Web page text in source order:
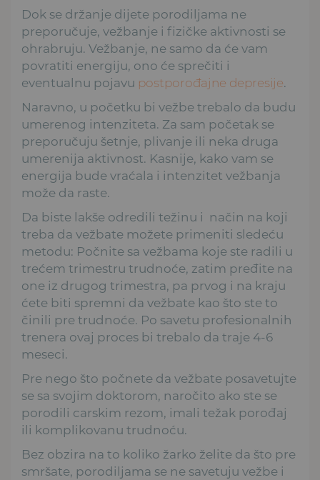
Dok se držanje dijete porodiljama ne
preporučuje, vežbanje i fizičke aktivnosti se
ohrabruju. Vežbanje, ne samo da će vam
povratiti energiju, ono će sprečiti i
eventualnu pojavu postporođajne depresije.
Naravno, u početku bi vežbe trebalo da budu
umerenog intenziteta. Za sam početak se
preporučuju šetnje, plivanje ili neka druga
umerenija aktivnost. Kasnije, kako vam se
energija bude vraćala i intenzitet vežbanja
može da raste.
Da biste lakše odredili težinu i način na koji
treba da vežbate možete primeniti sledeću
metodu: Počnite sa vežbama koje ste radili u
trećem trimestru trudnoće, zatim pređite na
one iz drugog trimestra, pa prvog i na kraju
ćete biti spremni da vežbate kao što ste to
činili pre trudnoće. Po savetu profesionalnih
trenera ovaj proces bi trebalo da traje 4-6
meseci.
Pre nego što počnete da vežbate posavetujte
se sa svojim doktorom, naročito ako ste se
porodili carskim rezom, imali težak porođaj
ili komplikovanu trudnoću.
Bez obzira na to koliko žarko želite da što pre
smršate, porodiljama se ne savetuju vežbe i